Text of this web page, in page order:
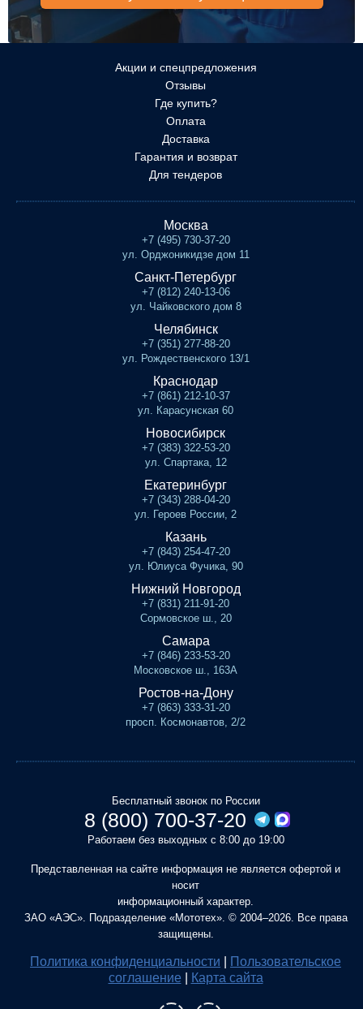
Акции и спецпредложения
Отзывы
Где купить?
Оплата
Доставка
Гарантия и возврат
Для тендеров
Москва
+7 (495) 730-37-20
ул. Орджоникидзе дом 11
Санкт-Петербург
+7 (812) 240-13-06
ул. Чайковского дом 8
Челябинск
+7 (351) 277-88-20
ул. Рождественского 13/1
Краснодар
+7 (861) 212-10-37
ул. Карасунская 60
Новосибирск
+7 (383) 322-53-20
ул. Спартака, 12
Екатеринбург
+7 (343) 288-04-20
ул. Героев России, 2
Казань
+7 (843) 254-47-20
ул. Юлиуса Фучика, 90
Нижний Новгород
+7 (831) 211-91-20
Сормовское ш., 20
Самара
+7 (846) 233-53-20
Московское ш., 163А
Ростов-на-Дону
+7 (863) 333-31-20
просп. Космонавтов, 2/2
Бесплатный звонок по России
8 (800) 700-37-20
Работаем без выходных с 8:00 до 19:00
Представленная на сайте информация не является офертой и
носит
информационный характер.
ЗАО «АЭС». Подразделение «Мототех». © 2004–2026. Все права
защищены.
Политика конфиденциальности
Пользовательское
соглашение
Карта сайта